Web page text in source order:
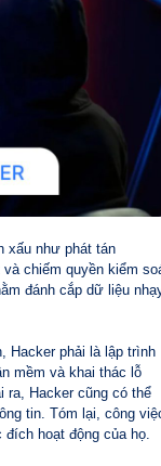
xấu như phát tán
chiếm quyền kiểm
đánh cắp dữ liệu
Hacker phải là lập trình
mềm và khai thác lỗ
ra, Hacker cũng có thể
tin. Tóm lại, công
hoạt động của họ.